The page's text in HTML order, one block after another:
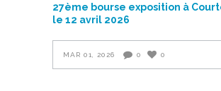
27ème bourse exposition à
le 12 avril 2026
MAR 01, 2026 0 0